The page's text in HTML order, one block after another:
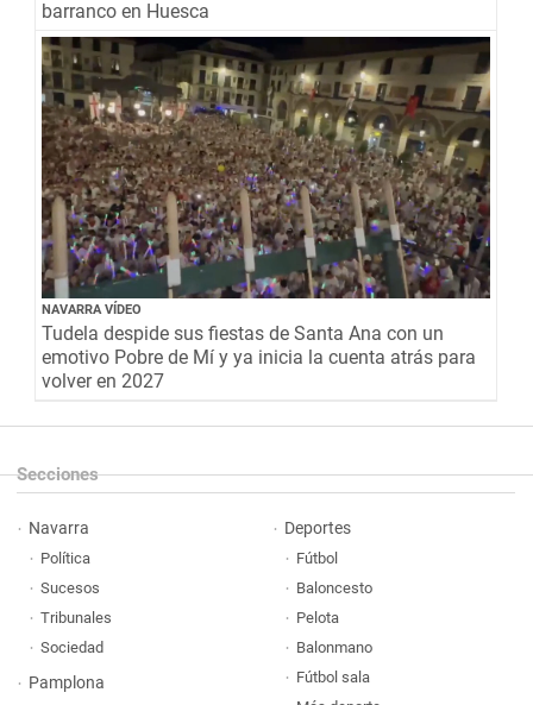
barranco en Huesca
NAVARRA VÍDEO
Tudela despide sus fiestas de Santa Ana con un
emotivo Pobre de Mí y ya inicia la cuenta atrás para
volver en 2027
Secciones
Navarra
Política
Sucesos
Tribunales
Sociedad
Pamplona
Deportes
Fútbol
Baloncesto
Pelota
Balonmano
Fútbol sala